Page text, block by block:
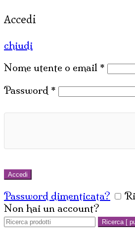
Accedi
chiudi
Nome utente o email *
Password *
Accedi
Password dimenticata?
Non hai un account?
Cerca:
Ricerca [